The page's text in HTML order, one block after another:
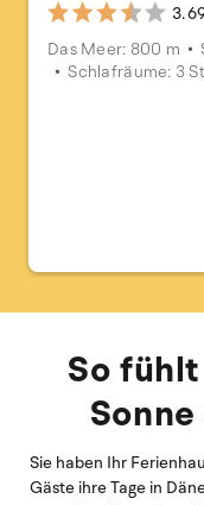
Das Meer: 800 m
Schlafräume: 3 St
So
Sie haben Ihr
Gäste ihre Tage in